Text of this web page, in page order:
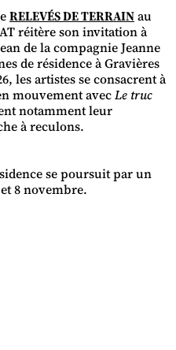
RELEVÉS DE TERRAINau
réitère son invitation à
de la compagnie Jeanne
de résidence à Gravières
les artistes se consacrent à
mouvement avecLe truc
notamment leur
à reculons.
se poursuit par un
8 novembre.